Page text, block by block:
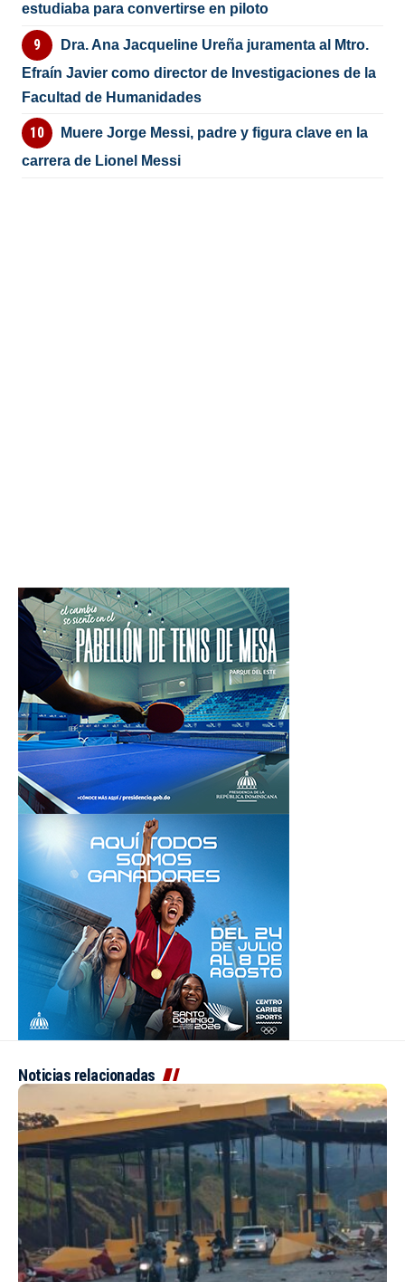
estudiaba para convertirse en piloto
Dra. Ana Jacqueline Ureña juramenta al Mtro.
Efraín Javier como director de Investigaciones de la
Facultad de Humanidades
Muere Jorge Messi, padre y figura clave en la
carrera de Lionel Messi
Noticias relacionadas